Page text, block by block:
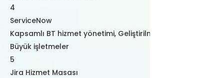
4
ServiceNow
Kapsamlı BT hizmet yönetimi, Geliştirilmiş analitik
Büyük işletmeler
5
Jira Hizmet Masası